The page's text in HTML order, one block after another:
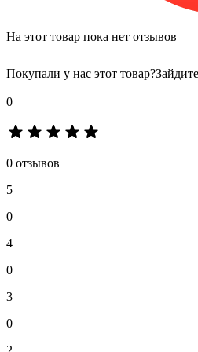
На этот товар пока нет отзывов
Покупали у нас этот товар?
0
0 отзывов
5
0
4
0
3
0